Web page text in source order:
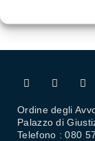
unione
Ordine degli
Palazzo di
Telefono : 080